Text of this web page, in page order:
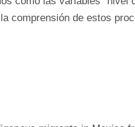
comprensión de estos